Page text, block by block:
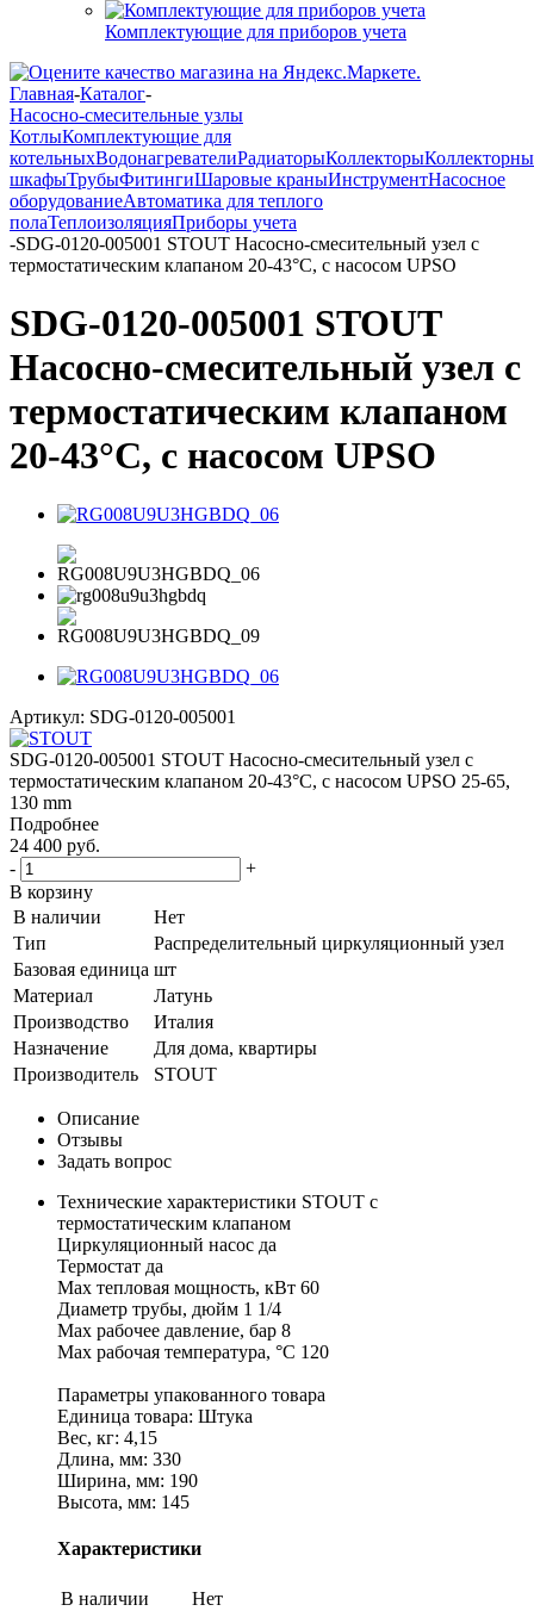
Комплектующие для приборов учета
Главная-Каталог-
Насосно-смесительные узлы
КотлыКомплектующие для
котельныхВодонагревателиРадиаторыКоллекторы
шкафыТрубыФитингиШаровые краныИнструментНасосное
оборудованиеАвтоматика для теплого
полаТеплоизоляцияПриборы учета
-SDG-0120-005001 STOUT Насосно-смесительный узел с
термостатическим клапаном 20-43°C, с насосом UPSO
SDG-0120-005001 STOUT
Насосно-смесительный узел с
термостатическим клапаном
20-43°C, с насосом UPSO
Артикул: SDG-0120-005001
SDG-0120-005001 STOUT Насосно-смесительный узел с
термостатическим клапаном 20-43°C, с насосом UPSO 25-65,
130 mm
Подробнее
24 400 руб.
-
+
В корзину
В наличии
Нет
Тип
Распределительный циркуляционный узел
Базовая единица шт
Материал
Латунь
Производство
Италия
Назначение
Для дома, квартиры
Производитель
STOUT
Описание
Отзывы
Задать вопрос
Технические характеристики STOUT с
термостатическим клапаном
Циркуляционный насос да
Термостат да
Мах тепловая мощность, кВт 60
Диаметр трубы, дюйм 1 1/4
Мах рабочее давление, бар 8
Мах рабочая температура, °С 120
Параметры упакованного товара
Единица товара: Штука
Вес, кг: 4,15
Длина, мм: 330
Ширина, мм: 190
Высота, мм: 145
Характеристики
В наличии
Нет